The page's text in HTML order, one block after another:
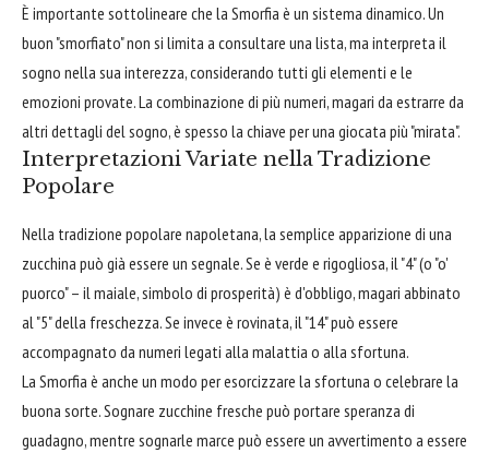
È importante sottolineare che la Smorfia è un sistema dinamico. Un
buon "smorfiato" non si limita a consultare una lista, ma interpreta il
sogno nella sua interezza, considerando tutti gli elementi e le
emozioni provate. La combinazione di più numeri, magari da estrarre da
altri dettagli del sogno, è spesso la chiave per una giocata più "mirata".
Interpretazioni Variate nella Tradizione
Popolare
Nella tradizione popolare napoletana, la semplice apparizione di una
zucchina può già essere un segnale. Se è verde e rigogliosa, il "4" (o "o'
puorco" – il maiale, simbolo di prosperità) è d'obbligo, magari abbinato
al "5" della freschezza. Se invece è rovinata, il "14" può essere
accompagnato da numeri legati alla malattia o alla sfortuna.
La Smorfia è anche un modo per esorcizzare la sfortuna o celebrare la
buona sorte. Sognare zucchine fresche può portare speranza di
guadagno, mentre sognarle marce può essere un avvertimento a essere